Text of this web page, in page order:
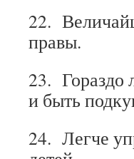
22.
правы.
23. Гораздо
и быть
24. Легче